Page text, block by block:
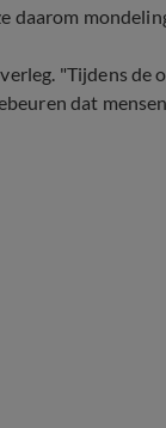
daarom
"Tijdens de
dat